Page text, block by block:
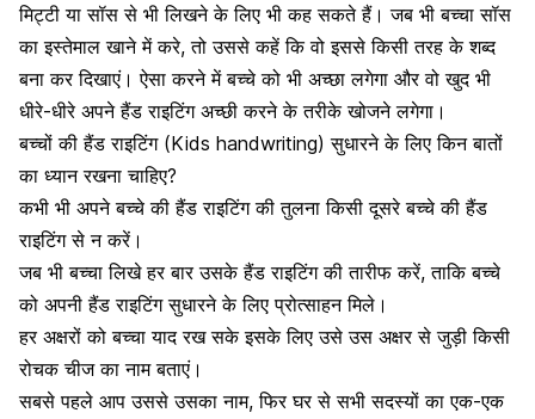
मिट्टी या सॉस से भी लिखने के लिए भी कह सकते हैं। जब भी बच्चा सॉस
का इस्तेमाल खाने में करे, तो उससे कहें कि वो इससे किसी तरह के शब्द
बना कर दिखाएं। ऐसा करने में बच्चे को भी अच्छा लगेगा और वो खुद भी
धीरे-धीरे अपने हैंड राइटिंग अच्छी करने के तरीके खोजने लगेगा।
बच्चों की हैंड राइटिंग (Kids handwriting) सुधारने के लिए किन बातों
का ध्यान रखना चाहिए?
कभी भी अपने बच्चे की हैंड राइटिंग की तुलना किसी दूसरे बच्चे की हैंड
राइटिंग से न करें।
जब भी बच्चा लिखे हर बार उसके हैंड राइटिंग की तारीफ करें, ताकि बच्चे
को अपनी हैंड राइटिंग सुधारने के लिए प्रोत्साहन मिले।
हर अक्षरों को बच्चा याद रख सके इसके लिए उसे उस अक्षर से जुड़ी किसी
रोचक चीज का नाम बताएं।
सबसे पहले आप उससे उसका नाम, फिर घर से सभी सदस्यों का एक-एक